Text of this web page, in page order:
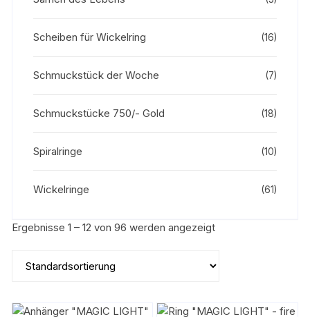
Ergebnisse 1 – 12 von 96 werden angezeigt
Scheiben für Wickelring (16)
Schmuckstück der Woche (7)
Schmuckstücke 750/- Gold (18)
Spiralringe (10)
Wickelringe (61)